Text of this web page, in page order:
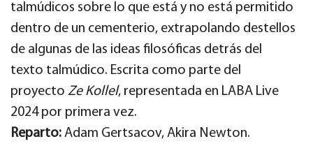
talmúdicos sobre lo que está y no está permitido
dentro de un cementerio, extrapolando destellos
de algunas de las ideas filosóficas detrás del
texto talmúdico. Escrita como parte del
proyecto Ze Kollel, representada en LABA Live
2024 por primera vez.
Reparto: Adam Gertsacov, Akira Newton.